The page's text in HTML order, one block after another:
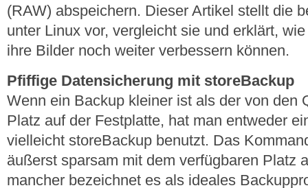
(RAW) abspeichern. Dieser Artikel stellt die
unter Linux vor, vergleicht sie und erklärt,
ihre Bilder noch weiter verbessern können.
Pfiffige Datensicherung mit storeBackup
Wenn ein Backup kleiner ist als der von den
Platz auf der Festplatte, hat man entweder
vielleicht storeBackup benutzt. Das
äußerst sparsam mit dem verfügbaren Platz
mancher bezeichnet es als ideales